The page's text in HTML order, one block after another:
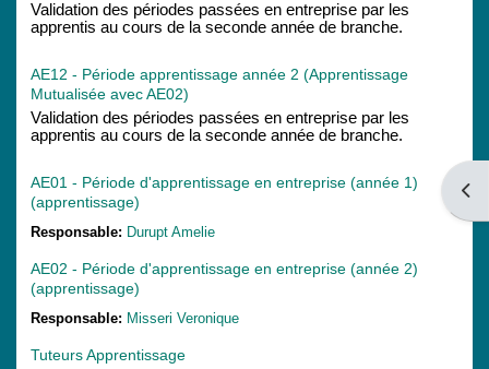
Validation des périodes passées en entreprise par les
apprentis au cours de la seconde année de branche.
AE12 - Période apprentissage année 2 (Apprentissage
Mutualisée avec AE02)
Validation des périodes passées en entreprise par les
apprentis au cours de la seconde année de branche.
AE01 - Période d'apprentissage en entreprise (année 1)
(apprentissage)
Responsable: Durupt Amelie
AE02 - Période d'apprentissage en entreprise (année 2)
(apprentissage)
Responsable: Misseri Veronique
Tuteurs Apprentissage